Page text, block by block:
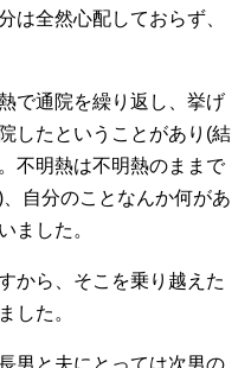
は全然心配しておらず、
で通院を繰り返し、挙げ
したということがあり(結
不明熱は不明熱のままで
自分のことなんか何があ
ました。
から、そこを乗り越えた
した。
男と夫にとっては次男の